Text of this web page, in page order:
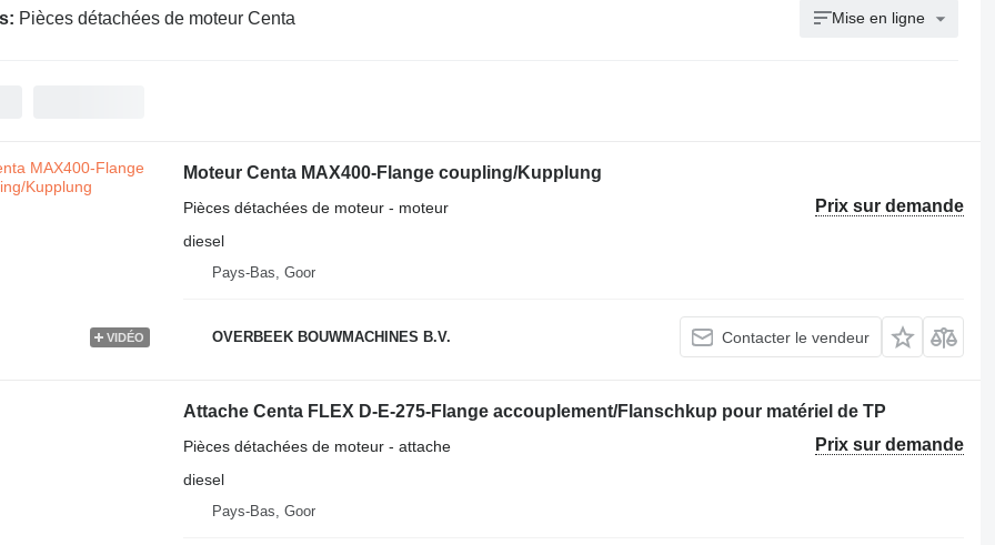
Pièces détachées de moteur Centa Mise en ligne
VIDÉO
Moteur Centa MAX400-Flange coupling/Kupplung
Prix sur demande
Pièces détachées de moteur - moteur
diesel
Pays-Bas, Goor
OVERBEEK BOUWMACHINES B.V. Contacter le vendeur
Attache Centa FLEX D-E-275-Flange accouplement/Flanschkup pour matériel de TP
Prix sur demande
Pièces détachées de moteur - attache
diesel
Pays-Bas, Goor